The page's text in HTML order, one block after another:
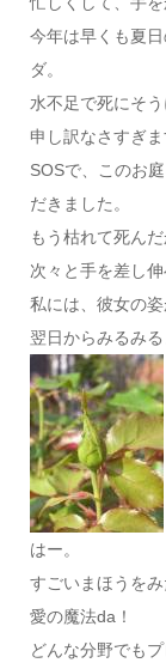
今年は早くも夏
ダ。
水不足で死にそう
申し訳なさすぎま
SOSで、このお
だきました。
もう枯れて死ん
次々と手を差し
私には、彼女の
翌日からみるみ
はー。
すごいまほうをみ
愛の魔法da！
どんな分野でも